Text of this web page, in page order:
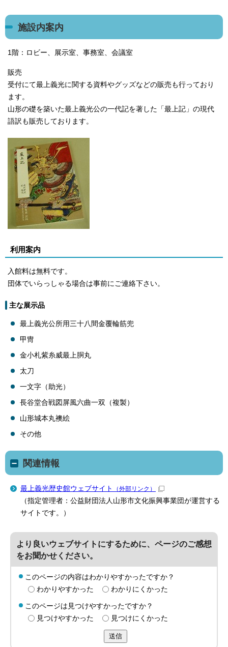
施設内案内
1階：ロビー、展示室、事務室、会議室
販売
受付にて最上義光に関する資料やグッズなどの販売も行っており
ます。
山形の礎を築いた最上義光公の一代記を著した「最上記」の現代
語訳も販売しております。
利用案内
入館料は無料です。
団体でいらっしゃる場合は事前にご連絡下さい。
主な展示品
最上義光公所用三十八間金覆輪筋兜
甲冑
金小札紫糸威最上胴丸
太刀
一文字（助光）
長谷堂合戦図屏風六曲一双（複製）
山形城本丸襖絵
その他
関連情報
最上義光歴史館ウェブサイト （外部リンク）
（指定管理者：公益財団法人山形市文化振興事業団が運営する
サイトです。）
より良いウェブサイトにするために、ページのご感想
をお聞かせください。
このページの内容はわかりやすかったですか？
わかりやすかった
わかりにくかった
このページは見つけやすかったですか？
見つけやすかった
見つけにくかった
送信